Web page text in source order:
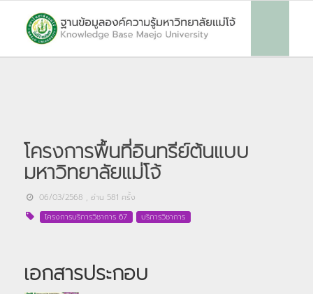
โครงการพื้นที่อินทรีย์ต้นแบบ
มหาวิทยาลัยแม่โจ้
06/03/2568 , อ่าน 581 ครั้ง
โครงการบริการวิชาการ 67
บริการวิชาการ
เอกสารประกอบ